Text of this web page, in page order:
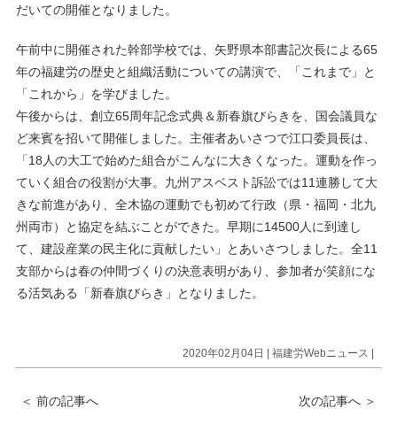
だいての開催となりました。
午前中に開催された幹部学校では、矢野県本部書記次長による65
年の福建労の歴史と組織活動についての講演で、「これまで」と
「これから」を学びました。
午後からは、創立65周年記念式典＆新春旗びらきを、国会議員な
ど来賓を招いて開催しました。主催者あいさつで江口委員長は、
「18人の大工で始めた組合がこんなに大きくなった。運動を作っ
ていく組合の役割が大事。九州アスベスト訴訟では11連勝して大
きな前進があり、全木協の運動でも初めて行政（県・福岡・北九
州両市）と協定を結ぶことができた。早期に14500人に到達し
て、建設産業の民主化に貢献したい」とあいさつしました。全11
支部からは春の仲間づくりの決意表明があり、参加者が笑顔にな
る活気ある「新春旗びらき」となりました。
2020年02月04日 |福建労Webニュース
＜ 前の記事へ 次の記事へ ＞